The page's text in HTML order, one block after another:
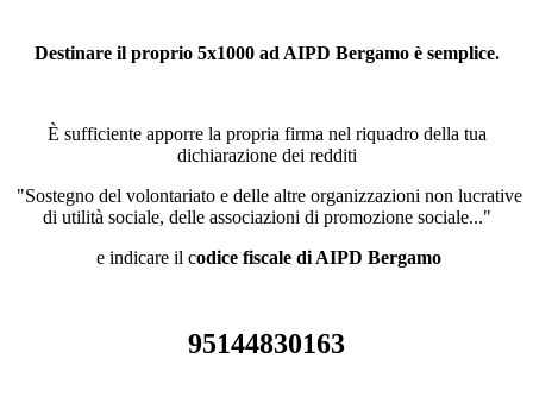
Destinare il proprio 5x1000 ad AIPD Bergamo è semplice.
È sufficiente apporre la propria firma nel riquadro della tua
dichiarazione dei redditi
"Sostegno del volontariato e delle altre organizzazioni non lucrative
di utilità sociale, delle associazioni di promozione sociale..."
e indicare il codice fiscale di AIPD Bergamo
95144830163